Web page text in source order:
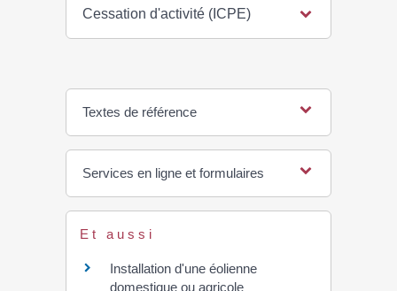
Cessation d'activité (ICPE)
Textes de référence
Services en ligne et formulaires
Et aussi
Installation d'une éolienne
domestique ou agricole